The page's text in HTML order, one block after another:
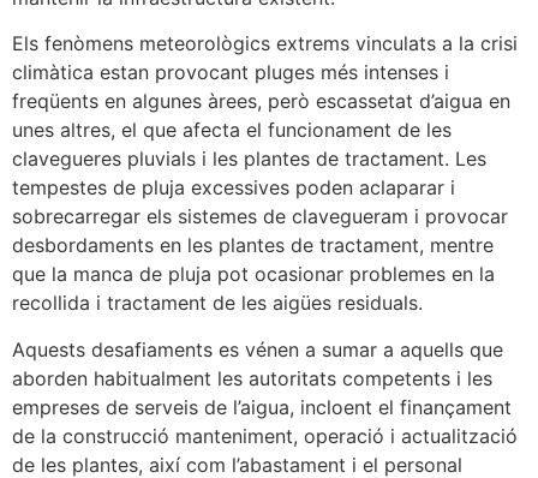
Els fenòmens meteorològics extrems vinculats a la crisi
climàtica estan provocant pluges més intenses i
freqüents en algunes àrees, però escassetat d’aigua en
unes altres, el que afecta el funcionament de les
clavegueres pluvials i les plantes de tractament. Les
tempestes de pluja excessives poden aclaparar i
sobrecarregar els sistemes de clavegueram i provocar
desbordaments en les plantes de tractament, mentre
que la manca de pluja pot ocasionar problemes en la
recollida i tractament de les aigües residuals.
Aquests desafiaments es vénen a sumar a aquells que
aborden habitualment les autoritats competents i les
empreses de serveis de l’aigua, incloent el finançament
de la construcció manteniment, operació i actualització
de les plantes, així com l’abastament i el personal